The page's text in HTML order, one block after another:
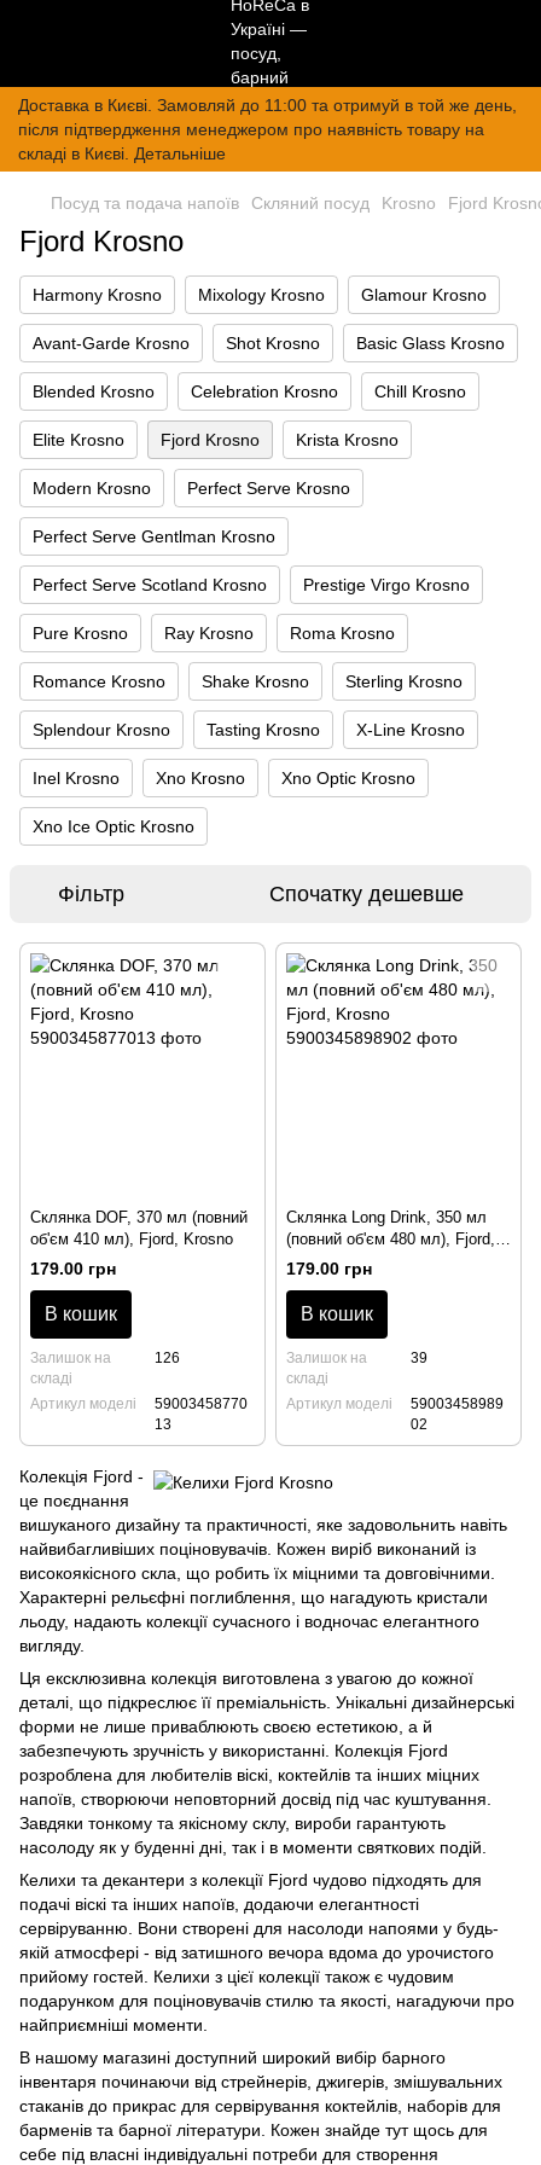
Доставка в Києві. Замовляй до 11:00 та отримуй в той же день,
після підтвердження менеджером про наявність товару на
складі в Києві. Детальніше
Посуд та подача напоїв Скляний посуд Krosno Fjord
Fjord Krosno
Harmony Krosno Mixology Krosno Glamour Krosno
Avant-Garde Krosno Shot Krosno Basic Glass Krosno
Blended Krosno Celebration Krosno Chill Krosno
Elite Krosno Fjord Krosno Krista Krosno
Modern Krosno Perfect Serve Krosno
Perfect Serve Gentlman Krosno
Perfect Serve Scotland Krosno Prestige Virgo Krosno
Pure Krosno Ray Krosno Roma Krosno
Romance Krosno Shake Krosno Sterling Krosno
Splendour Krosno Tasting Krosno X-Line Krosno
Inel Krosno Xno Krosno Xno Optic Krosno
Xno Ice Optic Krosno
Фільтр Спочатку дешевше
Склянка DOF, 370 мл (повний
об'єм 410 мл), Fjord, Krosno
179.00 грн
В кошик
Залишок на
складі
126
Артикул моделі
59003458770
13
Склянка Long Drink, 350 мл
(повний об'єм 480 мл), Fjord,
Krosno
179.00 грн
В кошик
Залишок на
складі
39
Артикул моделі
59003458989
02
Колекція Fjord -
це поєднання
вишуканого дизайну та практичності, яке задовольнить навіть
найвибагливіших поціновувачів. Кожен виріб виконаний із
високоякісного скла, що робить їх міцними та довговічними.
Характерні рельєфні поглиблення, що нагадують кристали
льоду, надають колекції сучасного і водночас елегантного
вигляду.
Ця ексклюзивна колекція виготовлена з увагою до кожної
деталі, що підкреслює її преміальність. Унікальні дизайнерські
форми не лише приваблюють своєю естетикою, а й
забезпечують зручність у використанні. Колекція Fjord
розроблена для любителів віскі, коктейлів та інших міцних
напоїв, створюючи неповторний досвід під час куштування.
Завдяки тонкому та якісному склу, вироби гарантують
насолоду як у буденні дні, так і в моменти святкових подій.
Келихи та декантери з колекції Fjord чудово підходять для
подачі віскі та інших напоїв, додаючи елегантності
сервіруванню. Вони створені для насолоди напоями у будь-
якій атмосфері - від затишного вечора вдома до урочистого
прийому гостей. Келихи з цієї колекції також є чудовим
подарунком для поціновувачів стилю та якості, нагадуючи про
найприємніші моменти.
В нашому магазині доступний широкий вибір барного
інвентаря починаючи від стрейнерів, джигерів, змішувальних
стаканів до прикрас для сервірування коктейлів наборів для
барменів та барної літератури . Кожен знайде тут щось для
себе під власні індивідуальні потреби для створення